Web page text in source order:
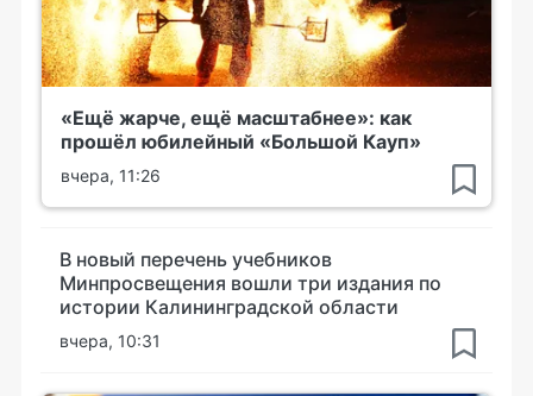
«Ещё жарче, ещё масштабнее»: как
прошёл юбилейный «Большой Кауп»
вчера, 11:26
В новый перечень учебников
Минпросвещения вошли три издания по
истории Калининградской области
вчера, 10:31